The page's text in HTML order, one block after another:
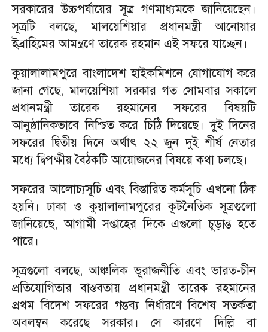
সরকারের উচ্চপর্যায়ের সূত্র গণমাধ্যমকে জানিয়েছেন।
সূত্রটি বলছে, মালয়েশিয়ার প্রধানমন্ত্রী আনোয়ার
ইব্রাহিমের আমন্ত্রণে তারেক রহমান এই সফরে যাচ্ছেন।
কুয়ালালামপুরে বাংলাদেশ হাইকমিশনে যোগাযোগ করে
জানা গেছে, মালয়েশিয়া সরকার গত সোমবার সকালে
প্রধানমন্ত্রী তারেক রহমানের সফরের বিষয়টি
আনুষ্ঠানিকভাবে নিশ্চিত করে চিঠি দিয়েছে। দুই দিনের
সফরের দ্বিতীয় দিনে অর্থাৎ ২২ জুন দুই শীর্ষ নেতার
মধ্যে দ্বিপক্ষীয় বৈঠকটি আয়োজনের বিষয়ে কথা চলছে।
সফরের আলোচ্যসূচি এবং বিস্তারিত কর্মসূচি এখনো ঠিক
হয়নি। ঢাকা ও কুয়ালালামপুরের কূটনৈতিক সূত্রগুলো
জানিয়েছে, আগামী সপ্তাহের দিকে এগুলো চূড়ান্ত হতে
পারে।
সূত্রগুলো বলছে, আঞ্চলিক ভূরাজনীতি এবং ভারত-চীন
প্রতিযোগিতার বাস্তবতায় প্রধানমন্ত্রী তারেক রহমানের
প্রথম বিদেশ সফরের গন্তব্য নির্ধারণে বিশেষ সতর্কতা
অবলম্বন করেছে সরকার। সে কারণে দিল্লি বা